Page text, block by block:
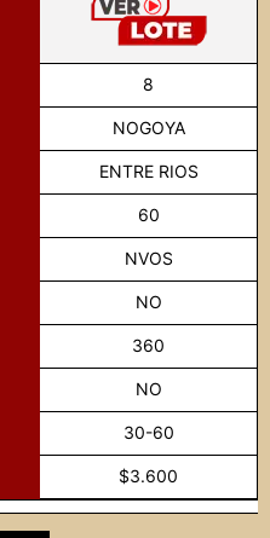
8
NOGOYA
ENTRE RIOS
60
NVOS
NO
360
NO
30-60
$3.600